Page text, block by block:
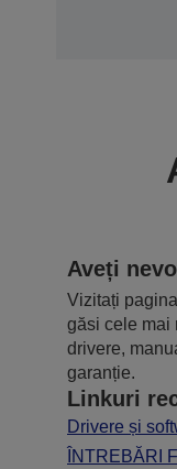
Aveți
Vizitați
găsi cele mai
drivere,
garanție.
Linkuri
Drivere și
ÎNTREBĂRI